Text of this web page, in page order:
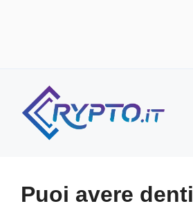
contenuto
Puoi avere denti